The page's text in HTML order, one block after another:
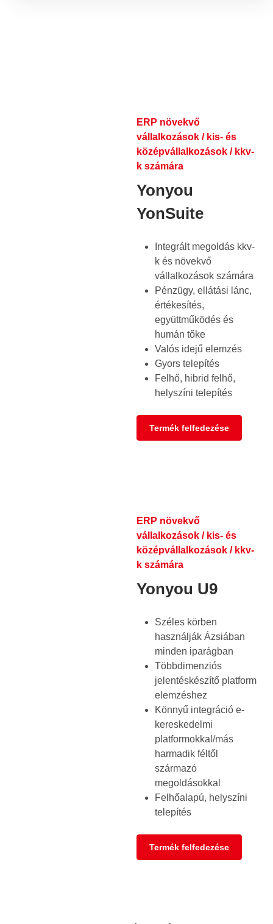
ERP növekvő
vállalkozások / kis- és
középvállalkozások / kkv-
k számára
Yonyou
YonSuite
Integrált megoldás kkv-
k és növekvő
vállalkozások számára
Pénzügy, ellátási lánc,
értékesítés,
együttműködés és
humán tőke
Valós idejű elemzés
Gyors telepítés
Felhő, hibrid felhő,
helyszíni telepítés
Termék felfedezése
ERP növekvő
vállalkozások / kis- és
középvállalkozások / kkv-
k számára
Yonyou U9
Széles körben
használják Ázsiában
minden iparágban
Többdimenziós
jelentéskészítő platform
elemzéshez
Könnyű integráció e-
kereskedelmi
platformokkal/más
harmadik féltől
származó
megoldásokkal
Felhőalapú, helyszíni
telepítés
Termék felfedezése